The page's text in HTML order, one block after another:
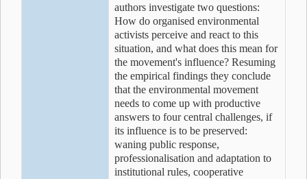
authors investigate two questions:
How do organised environmental
activists perceive and react to this
situation, and what does this mean for
the movement's influence? Resuming
the empirical findings they conclude
that the environmental movement
needs to come up with productive
answers to four central challenges, if
its influence is to be preserved:
waning public response,
professionalisation and adaptation to
institutional rules, cooperative